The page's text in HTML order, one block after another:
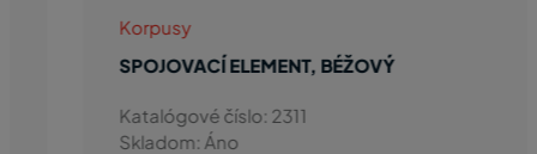
Korpusy
SPOJOVACÍ ELEMENT, BÉŽOVÝ
Katalógové číslo: 2311
Skladom: Áno